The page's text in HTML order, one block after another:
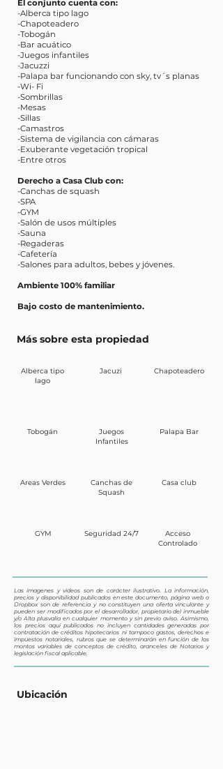
El conjunto cuenta con:
-Alberca tipo lago
-Chapoteadero
-Tobogán
-Bar acuático
-Juegos infantiles
-Jacuzzi
-Palapa bar funcionando con sky, tv´s planas
-Wi- Fi
-Sombrillas
-Mesas
-Sillas
-Camastros
-Sistema de vigilancia con cámaras
-Exuberante vegetación tropical
-Entre otros
Derecho a Casa Club con:
-Canchas de squash
-SPA
-GYM
-Salón de usos múltiples
-Sauna
-Regaderas
-Cafetería
-Salones para adultos, bebes y jóvenes.
Ambiente 100% familiar
Bajo costo de mantenimiento.
Más sobre esta propiedad
Alberca tipo
lago
Jacuzi Chapoteadero
Tobogán
Juegos
Infantiles
Palapa Bar
Areas Verdes
Canchas de
Squash
Casa club
GYM Seguridad 24/7
Acceso
Controlado
Las imagenes y videos son de carácter ilustrativo. La información,
precios y disponibilidad publicados en este documento, página web o
Dropbox son de referencia y no constituyen una oferta vinculante y
pueden ser modificados por el desarrollador, propietario del inmueble
y/o Alta plusvalía en cualquier momento y sin previo aviso. Asimismo,
los precios aquí publicados no incluyen cantidades generadas por
contratación de créditos hipotecarios ni tampoco gastos, derechos e
impuestos notariales, rubros que se determinarán en función de los
montos variables de conceptos de crédito, aranceles de Notarios y
legislación fiscal aplicable.
Ubicación